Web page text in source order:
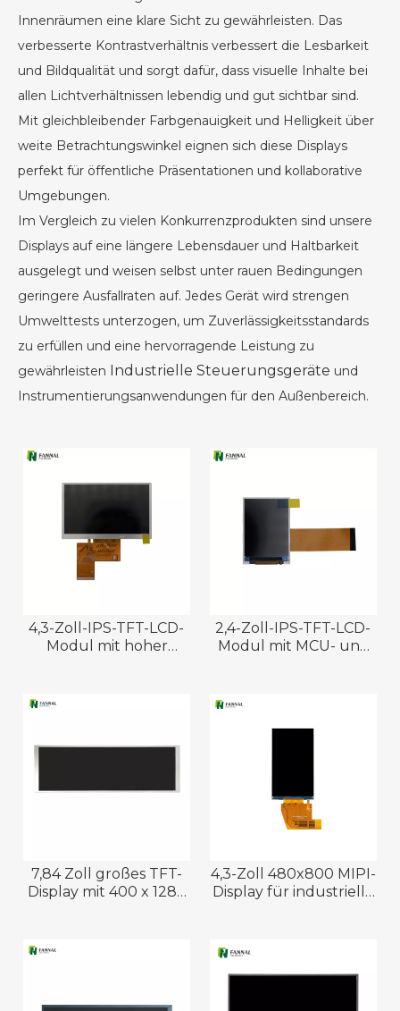
Innenräumen eine klare Sicht zu gewährleisten. Das
verbesserte Kontrastverhältnis verbessert die Lesbarkeit
und Bildqualität und sorgt dafür, dass visuelle Inhalte bei
allen Lichtverhältnissen lebendig und gut sichtbar sind.
Mit gleichbleibender Farbgenauigkeit und Helligkeit über
weite Betrachtungswinkel eignen sich diese Displays
perfekt für öffentliche Präsentationen und kollaborative
Umgebungen.
Im Vergleich zu vielen Konkurrenzprodukten sind unsere
Displays auf eine längere Lebensdauer und Haltbarkeit
ausgelegt und weisen selbst unter rauen Bedingungen
geringere Ausfallraten auf. Jedes Gerät wird strengen
Umwelttests unterzogen, um Zuverlässigkeitsstandards
zu erfüllen und eine hervorragende Leistung zu
gewährleisten Industrielle Steuerungsgeräte und
Instrumentierungsanwendungen für den Außenbereich.
4,3-Zoll-IPS-TFT-LCD-
Modul mit hoher
2,4-Zoll-IPS-TFT-LCD-
Modul mit MCU- und
7,84 Zoll großes TFT-
Display mit 400 x 1280
4,3-Zoll 480x800 MIPI-
Display für industrielle